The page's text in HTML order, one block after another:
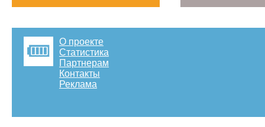
О проекте
Статистика
Партнерам
Контакты
Реклама